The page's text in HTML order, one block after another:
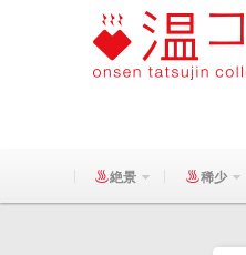
絶景 稀少